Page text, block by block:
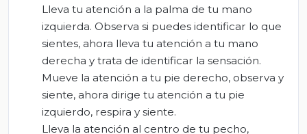
Lleva tu atención a la palma de tu mano
izquierda. Observa si puedes identificar lo que
sientes, ahora lleva tu atención a tu mano
derecha y trata de identificar la sensación.
Mueve la atención a tu pie derecho, observa y
siente, ahora dirige tu atención a tu pie
izquierdo, respira y siente.
Lleva la atención al centro de tu pecho,